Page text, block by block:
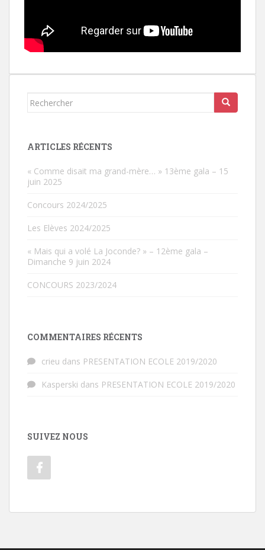
Rechercher...
ARTICLES RÉCENTS
« Comme disait ma grand-mère… » 13ème gala – 15
juin 2025
Concours 2024/2025
Les Elèves 2024/2025
« Mais qui a volé La Joconde? » – 12ème gala –
Dimanche 9 juin 2024
CONCOURS 2023/2024
COMMENTAIRES RÉCENTS
crieu dans PRESENTATION ECOLE 2019/2020
Kasperski dans PRESENTATION ECOLE 2019/2020
SUIVEZ NOUS